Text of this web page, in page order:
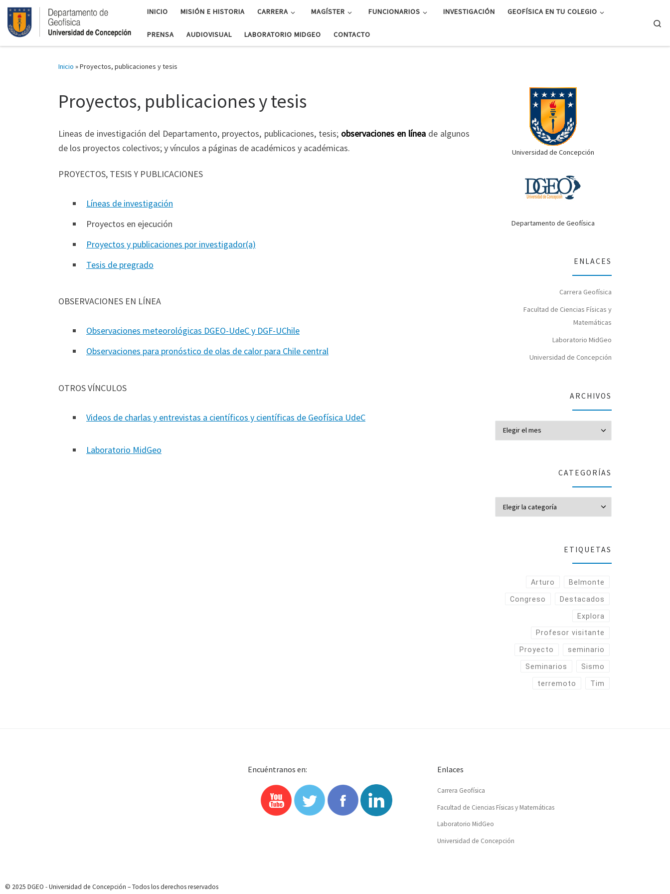
INICIO MISIÓN E HISTORIA CARRERA MAGÍSTER FUNCIONARIOS INVESTIGACIÓN GEOFÍSICA EN TU COLEGIO
PRENSA AUDIOVISUAL LABORATORIO MIDGEO CONTACTO
Inicio »Proyectos, publicaciones y tesis
Proyectos, publicaciones y tesis
Lineas de investigación del Departamento, proyectos, publicaciones, tesis; observaciones en líneade algunos
de los proyectos colectivos; y vínculos a páginas de académicos y académicas.
PROYECTOS, TESIS Y PUBLICACIONES
Líneas de investigación
Proyectos en ejecución
Proyectos y publicaciones por investigador(a)
Tesis de pregrado
OBSERVACIONES EN LÍNEA
Observaciones meteorológicas DGEO-UdeC y DGF-UChile
Observaciones para pronóstico de olas de calor para Chile central
OTROS VÍNCULOS
Videos de charlas y entrevistas a científicos y científicas de Geofísica UdeC
Laboratorio MidGeo
Universidad de Concepción
Departamento de Geofísica
ENLACES
Carrera Geofísica
Facultad de Ciencias Físicas y
Matemáticas
Laboratorio MidGeo
Universidad de Concepción
ARCHIVOS
CATEGORÍAS
ETIQUETAS
Arturo Belmonte
Congreso Destacados
Explora
Profesor visitante
Proyecto seminario
Seminarios Sismo
terremoto Tim
Encuéntranos en: Enlaces
Carrera Geofísica
Facultad de Ciencias Físicas y Matemáticas
Laboratorio MidGeo
Universidad de Concepción